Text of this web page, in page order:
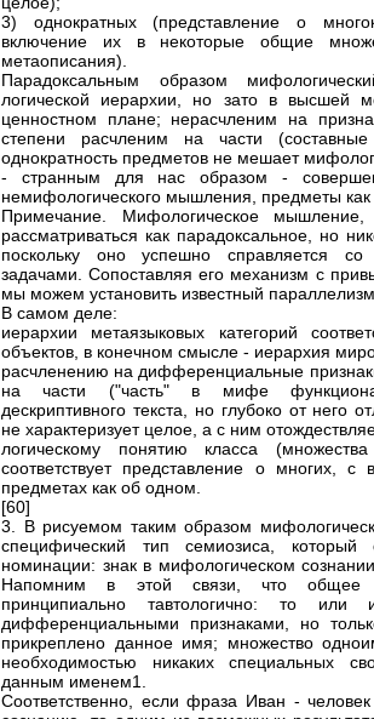
3) однократных (представление о
включение их в некоторые общие
метаописания).
Парадоксальным образом
логической иерархии, но зато в высшей
ценностном плане; нерасчленим на
степени расчленим на части
однократность предметов не мешает
- странным для нас образом -
немифологического мышления, предметы как
Примечание. Мифологическое
рассматриваться как парадоксальное, но
поскольку оно успешно справляется
задачами. Сопоставляя его механизм с
мы можем установить известный
В самом деле:
иерархии метаязыковых категорий
объектов, в конечном смысле - иерархия
расчленению на дифференциальные
на части ("часть" в мифе
дескриптивного текста, но глубоко от него
не характеризует целое, а с ним
логическому понятию класса
соответствует представление о многих, с
предметах как об одном.
[60]
3. В рисуемом таким образом
специфический тип семиозиса,
номинации: знак в мифологическом
Напомним в этой связи, что общее
принципиально тавтологично: то или
дифференциальными признаками, но
прикреплено данное имя; множество
необходимостью никаких специальных
данным именем1.
Соответственно, если фраза Иван -